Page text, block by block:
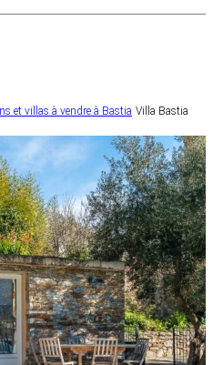
et villas à vendre à Bastia Villa Bastia